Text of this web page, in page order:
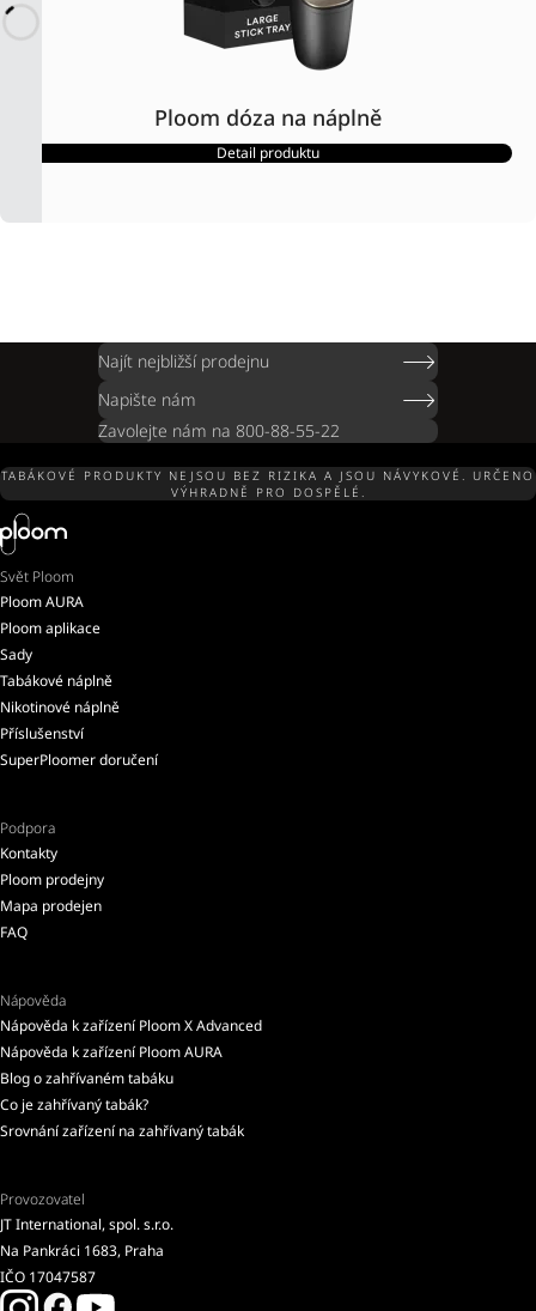
Ploom dóza na náplně
Detail produktu
Najít nejbližší prodejnu
Napište nám
Zavolejte nám na 800-88-55-22
TABÁKOVÉ PRODUKTY NEJSOU BEZ RIZIKA A JSOU NÁVYKOVÉ. URČENO
VÝHRADNĚ PRO DOSPĚLÉ.
Svět Ploom
Ploom AURA
Ploom aplikace
Sady
Tabákové náplně
Nikotinové náplně
Příslušenství
SuperPloomer doručení
Podpora
Kontakty
Ploom prodejny
Mapa prodejen
FAQ
Nápověda
Nápověda k zařízení Ploom X Advanced
Nápověda k zařízení Ploom AURA
Blog o zahřívaném tabáku
Co je zahřívaný tabák?
Srovnání zařízení na zahřívaný tabák
Provozovatel
JT International, spol. s.r.o.
Na Pankráci 1683, Praha
IČO 17047587